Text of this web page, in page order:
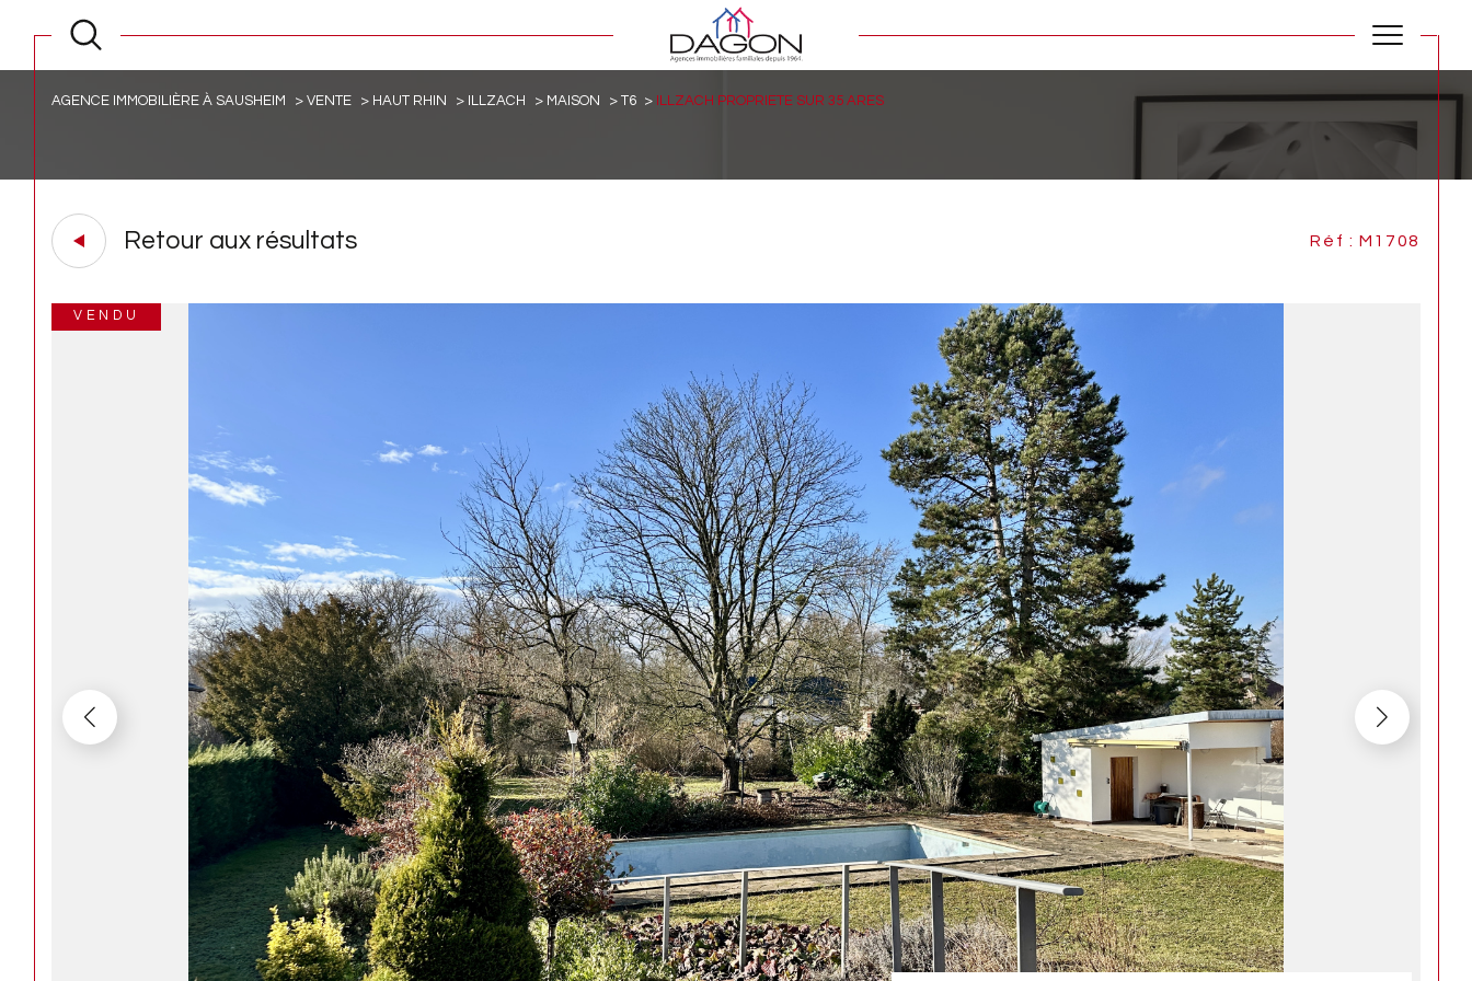
AGENCE IMMOBILIÈRE À SAUSHEIM VENTE HAUT RHIN ILLZACH MAISON T6 ILLZACH PROPRIETE SUR 35 ARES
Retour aux résultats Réf : M1708
VENDU